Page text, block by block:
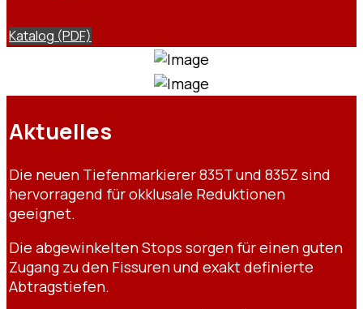
Katalog (PDF)
Aktuelles
Die neuen Tiefenmarkierer 835T und 835Z sind
hervorragend für okklusale Reduktionen
geeignet.
Die abgewinkelten Stops sorgen für einen guten
Zugang zu den Fissuren und exakt definierte
Abtragstiefen.